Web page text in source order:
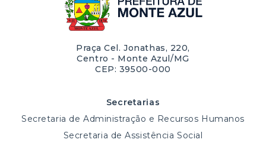
Praça Cel. Jonathas, 220,
Centro - Monte Azul/MG
CEP: 39500-000
Secretarias
Secretaria de Administração e Recursos Humanos
Secretaria de Assistência Social